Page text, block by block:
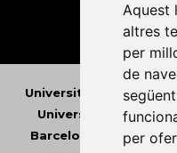
Aquest
altres
per
de
per
Universitat Abat Oliba
Universitat d'Andorra
Barcelona